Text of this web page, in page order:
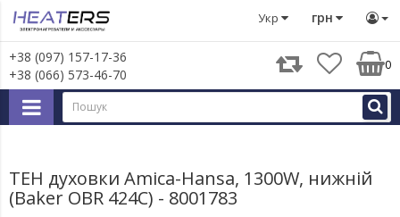
грн
Укр
+38 (097) 157-17-36
+38 (066) 573-46-70
0
Запчастини для великої побутової техніки Запчастини
ТЕН духовки Amica-Hansa, 1300W, нижній
(Baker OBR 424C) - 8001783